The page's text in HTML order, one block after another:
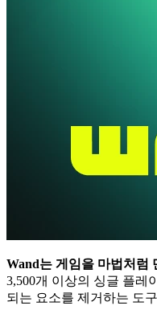
Wand는 게임을 마법처럼
3,500개 이상의 싱글 플레
되는 요소를 제거하는 도